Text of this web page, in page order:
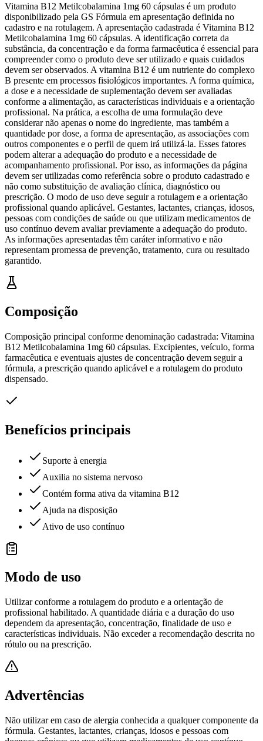
Vitamina B12 Metilcobalamina 1mg 60 cápsulas é um produto
disponibilizado pela GS Fórmula em apresentação definida no
cadastro e na rotulagem. A apresentação cadastrada é Vitamina B12
Metilcobalamina 1mg 60 cápsulas. A identificação correta da
substância, da concentração e da forma farmacêutica é essencial para
compreender como o produto deve ser utilizado e quais cuidados
devem ser observados. A vitamina B12 é um nutriente do complexo
B presente em processos fisiológicos importantes. A forma química,
a dose e a necessidade de suplementação devem ser avaliadas
conforme a alimentação, as características individuais e a orientação
profissional. Na prática, a escolha de uma formulação deve
considerar não apenas o nome do ingrediente, mas também a
quantidade por dose, a forma de apresentação, as associações com
outros componentes e o perfil de quem irá utilizá-la. Esses fatores
podem alterar a adequação do produto e a necessidade de
acompanhamento profissional. Por isso, as informações da página
devem ser utilizadas como referência sobre o produto cadastrado e
não como substituição de avaliação clínica, diagnóstico ou
prescrição. O modo de uso deve seguir a rotulagem e a orientação
profissional quando aplicável. Gestantes, lactantes, crianças, idosos,
pessoas com condições de saúde ou que utilizam medicamentos de
uso contínuo devem avaliar previamente a adequação do produto.
As informações apresentadas têm caráter informativo e não
representam promessa de prevenção, tratamento, cura ou resultado
garantido.
Composição
Composição principal conforme denominação cadastrada: Vitamina
B12 Metilcobalamina 1mg 60 cápsulas. Excipientes, veículo, forma
farmacêutica e eventuais ajustes de concentração devem seguir a
fórmula, a prescrição quando aplicável e a rotulagem do produto
dispensado.
Benefícios principais
Suporte à energia
Auxilia no sistema nervoso
Contém forma ativa da vitamina B12
Ajuda na disposição
Ativo de uso contínuo
Modo de uso
Utilizar conforme a rotulagem do produto e a orientação de
profissional habilitado. A quantidade diária e a duração do uso
dependem da apresentação, concentração, finalidade de uso e
características individuais. Não exceder a recomendação descrita no
rótulo ou na prescrição.
Advertências
Não utilizar em caso de alergia conhecida a qualquer componente da
fórmula. Gestantes, lactantes, crianças, idosos e pessoas com